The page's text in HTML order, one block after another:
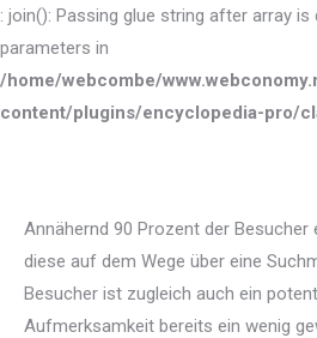
: join(): Passing glue string after array is
parameters in
/home/webcombe/
content/plugins/encyclopedia-pro/
Annähernd 90 Prozent der Besucher
diese auf dem Wege über eine
Besucher ist zugleich auch ein
Aufmerksamkeit bereits ein wenig